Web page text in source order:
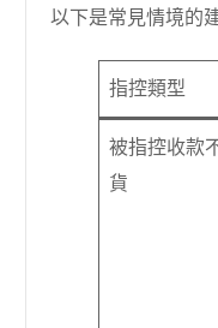
以下是常見情境的
指控類型
被指控收款
貨